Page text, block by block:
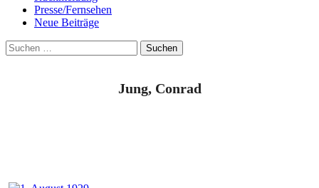
Presse/Fernsehen
Neue Beiträge
Suchen
nach:
Jung, Conrad